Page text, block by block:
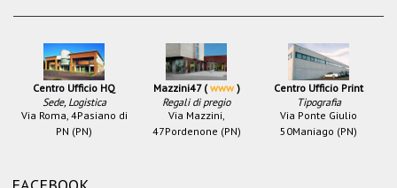
Centro Ufficio HQ
Sede, Logistica
Via Roma, 4Pasiano di
PN (PN)
Mazzini47 (www)
Regali di pregio
Via Mazzini,
47Pordenone (PN)
Centro Ufficio Print
Tipografia
Via Ponte Giulio
50Maniago (PN)